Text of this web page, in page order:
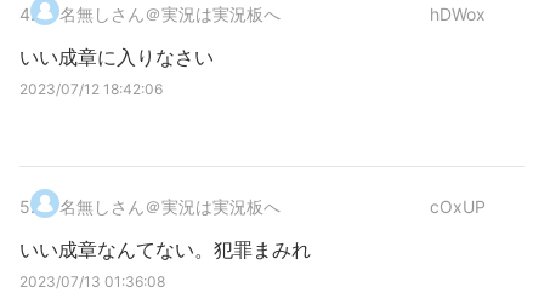
4. 名無しさん＠実況は実況板へ hDWox
いい成章に入りなさい
2023/07/12 18:42:06
5. 名無しさん＠実況は実況板へ cOxUP
いい成章なんてない。犯罪まみれ
2023/07/13 01:36:08